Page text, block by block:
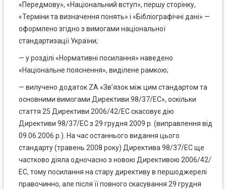
«Передмову», «Національний вступ», першу сторінку,
«Терміни та визначення понять» і «Бібліографічні дані» —
оформлено згідно з вимогами національної
стандартизації України;
— у розділі «Нормативні посилання» наведено
«Національне пояснення», виділене рамкою;
— вилучено додаток ZA «Зв’язок між цим стандартом та
основними вимогами Директиви 98/37/ЕС», оскільки
стаття 25 Директиви 2006/42/ЕС скасовує дію
Директиви 98/37/ЕС з 29 грудня 2009 р. (виправлення від
09.06.2006 р.). На час останнього видання цього
стандарту (травень 2008 року) Директива 98/37/ЕС ще
частково діяла одночасно з новою Директивою 2006/42/
ЕС, тому посилання на стару директиву в першоджерелі
правочинно, але після її повного скасування 29 грудня